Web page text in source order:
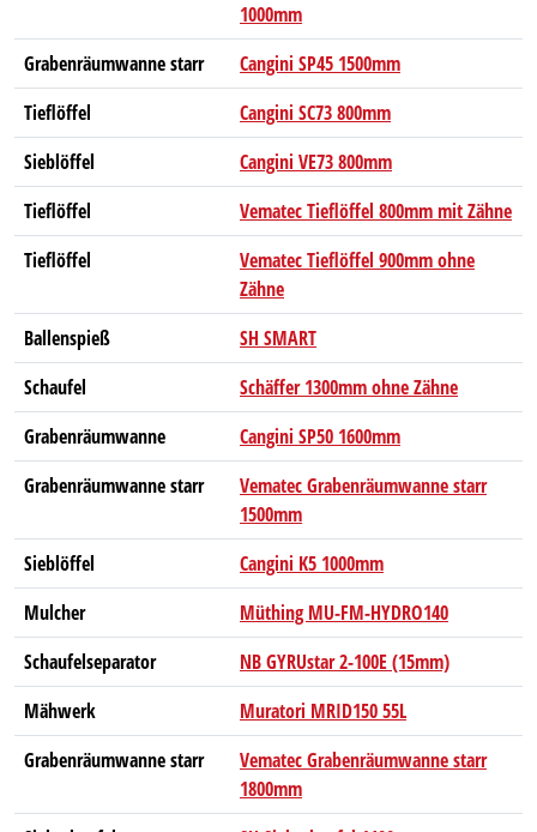
1000mm
Grabenräumwanne starr
Cangini SP45 1500mm
Tieflöffel
Cangini SC73 800mm
Sieblöffel
Cangini VE73 800mm
Tieflöffel
Vematec Tieflöffel 800mm mit Zähne
Tieflöffel
Vematec Tieflöffel 900mm ohne
Zähne
Ballenspieß
SH SMART
Schaufel
Schäffer 1300mm ohne Zähne
Grabenräumwanne
Cangini SP50 1600mm
Grabenräumwanne starr
Vematec Grabenräumwanne starr
1500mm
Sieblöffel
Cangini K5 1000mm
Mulcher
Müthing MU-FM-HYDRO140
Schaufelseparator
NB GYRUstar 2-100E (15mm)
Mähwerk
Muratori MRID150 55L
Grabenräumwanne starr
Vematec Grabenräumwanne starr
1800mm